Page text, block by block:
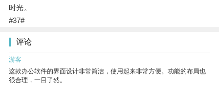
时光。
#37#
评论
游客
这款办公软件的界面设计非常简洁，使用起来非常方便。功能的布局也
很合理，一目了然。